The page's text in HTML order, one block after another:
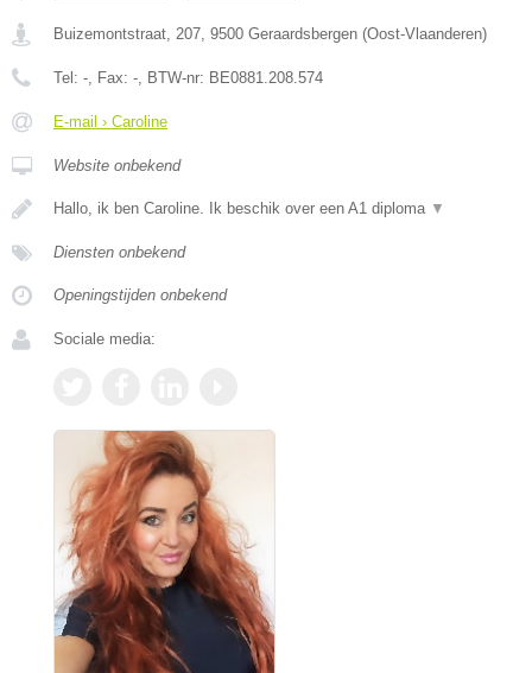
Buizemontstraat, 207 9500 Geraardsbergen (Oost-Vlaanderen)
Tel: - , Fax: - , BTW-nr: BE0881.208.574
E-mail › Caroline
Website onbekend
Hallo, ik ben Caroline. Ik beschik over een A1 diploma ▼
Diensten onbekend
Openingstijden onbekend
Sociale media: